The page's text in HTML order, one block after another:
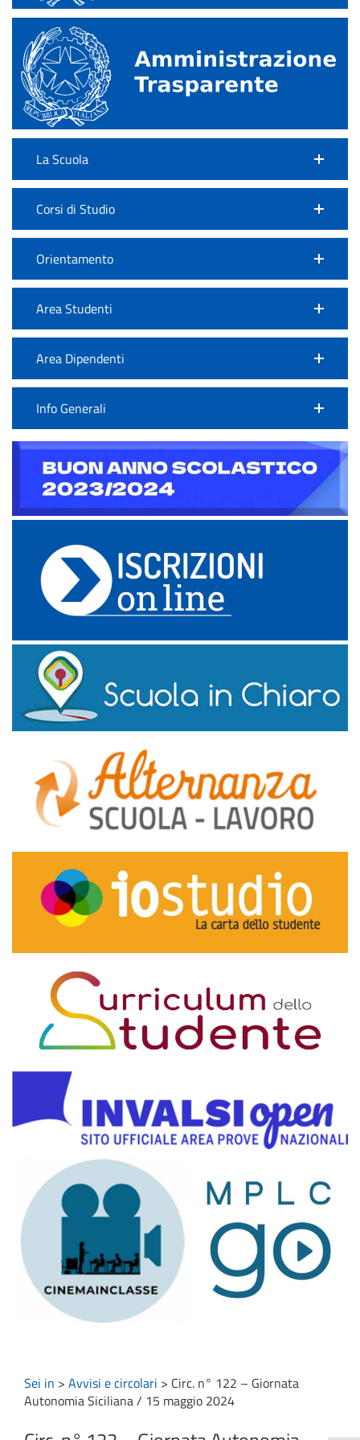
La Scuola
Corsi di Studio
Orientamento
Area Studenti
Area Dipendenti
Info Generali
Sei in > Avvisi e circolari > Circ. n° 122 – Giornata
Autonomia Siciliana / 15 maggio 2024